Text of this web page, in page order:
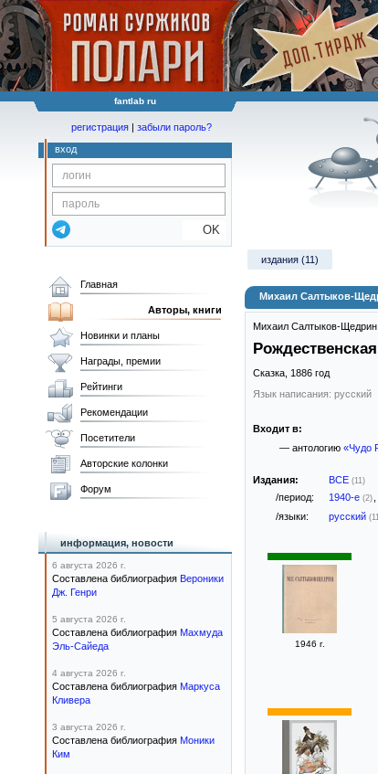
fantlab ru
регистрация | забыли пароль?
вход
OK
издания (11)
Михаил Салтыков-
Михаил Салтыков-Щедрин
Рождественская
Сказка, 1886 год
Язык написания: русский
Входит в:
— антологию «Чудо
Издания: ВСЕ (11)
/период: 1940-е (2)
/языки: русский
1946 г.
Главная
Авторы, книги
Новинки и планы
Награды, премии
Рейтинги
Рекомендации
Посетители
Авторские колонки
Форум
информация, новости
6 августа 2026 г.
Составлена библиография Вероники
Дж. Генри
5 августа 2026 г.
Составлена библиография Махмуда
Эль-Сайеда
4 августа 2026 г.
Составлена библиография Маркуса
Кливера
3 августа 2026 г.
Составлена библиография Моники
Ким